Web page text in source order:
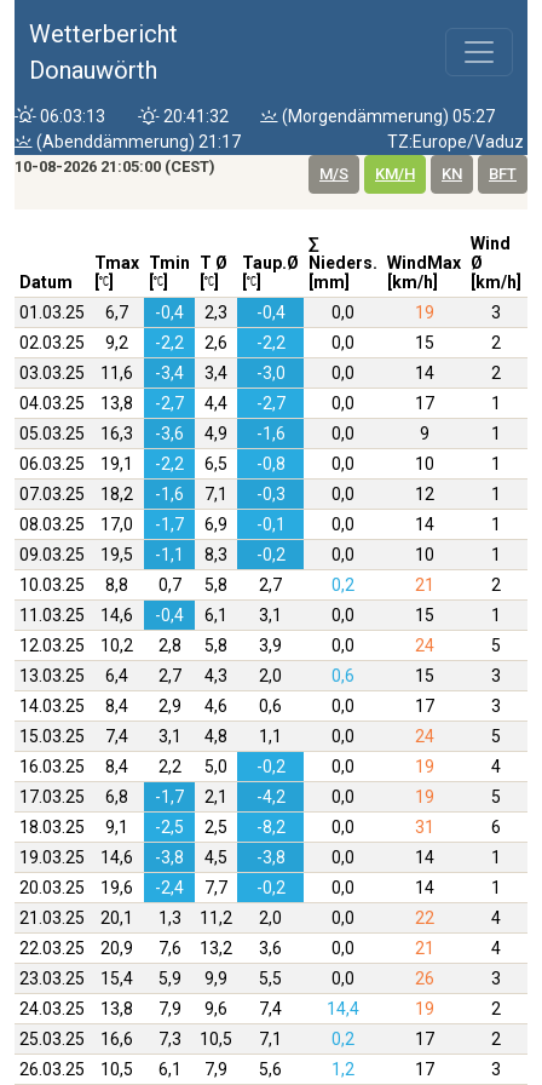
Wetterbericht
Donauwörth
06:03:13 20:41:32
(Morgendämmerung) 05:27
(Abenddämmerung) 21:17
TZ:Europe/Vaduz
10-08-2026 21:05:00 (CEST) M/S KM/H KN BFT
Datum
Tmax Tmin
T Ø
Taup.Ø
∑
Nieders.
[mm]
WindMax
[km/h]
Wind
Ø
[km/h]
01.03.25 6,7 -0,4 2,3 -0,4 0,0 19 3
02.03.25
9,2 -2,2 2,6 -2,2 0,0 15 2
03.03.25
11,6 -3,4 3,4 -3,0 0,0 14
2
04.03.25
13,8 -2,7 4,4 -2,7 0,0 17 1
05.03.25
16,3 -3,6 4,9 -1,6 0,0 9 1
06.03.25
19,1 -2,2 6,5 -0,8 0,0 10 1
07.03.25
18,2 -1,6 7,1 -0,3 0,0 12 1
08.03.25
17,0 -1,7 6,9 -0,1 0,0 14
1
09.03.25
19,5 -1,1 8,3 -0,2 0,0 10
1
10.03.25
8,8 0,7 5,8 2,7 0,2 21 2
11.03.25
14,6 -0,4 6,1 3,1 0,0 15
1
12.03.25
10,2 2,8 5,8 3,9 0,0 24 5
13.03.25
6,4 2,7 4,3 2,0 0,6 15 3
14.03.25
8,4 2,9 4,6 0,6 0,0 17
3
15.03.25
7,4 3,1 4,8 1,1 0,0 24
5
16.03.25
8,4 2,2 5,0 -0,2 0,0 19
4
17.03.25
6,8 -1,7 2,1 -4,2 0,0 19 5
18.03.25
9,1 -2,5 2,5 -8,2 0,0 31 6
19.03.25
14,6 -3,8 4,5 -3,8 0,0 14
1
20.03.25
19,6 -2,4 7,7 -0,2 0,0 14 1
21.03.25
20,1 1,3 11,2 2,0 0,0 22
4
22.03.25
20,9 7,6 13,2 3,6 0,0 21 4
23.03.25
15,4 5,9 9,9 5,5 0,0 26
3
24.03.25
13,8 7,9 9,6 7,4 14,4 19
2
25.03.25
16,6 7,3 10,5 7,1 0,2 17 2
26.03.25
10,5 6,1 7,9 5,6 1,2 17 3